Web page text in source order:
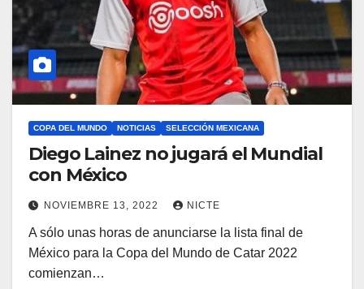
COPA DEL MUNDO NOTICIAS SELECCIÓN MEXICANA
Diego Lainez no jugará el Mundial
con México
NOVIEMBRE 13, 2022 NICTE
A sólo unas horas de anunciarse la lista final de
México para la Copa del Mundo de Catar 2022
comienzan…